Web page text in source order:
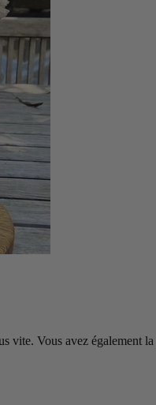
vite. Vous avez également la